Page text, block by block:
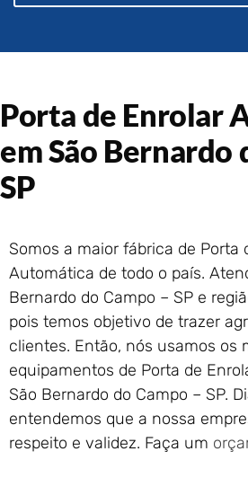
RJ
Porta de Enrolar
em São Bernardo
SP
Somos a maior fábrica de Porta
Automática de todo o país.
Bernardo do Campo – SP e
pois temos objetivo de trazer
clientes. Então, nós usamos os
equipamentos de Porta de
São Bernardo do Campo – SP.
entendemos que a nossa
respeito e validez. Faça um